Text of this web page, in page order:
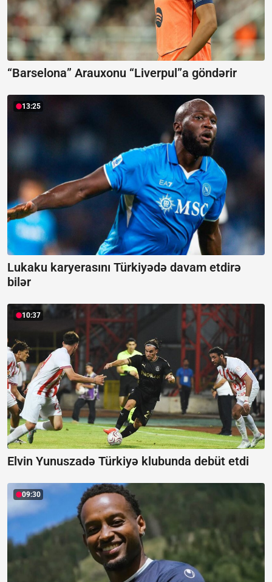
“Barselona” Arauxonu “Liverpul”a göndərir
13:25
Lukaku karyerasını Türkiyədə davam etdirə
bilər
10:37
Elvin Yunuszadə Türkiyə klubunda debüt etdi
09:30